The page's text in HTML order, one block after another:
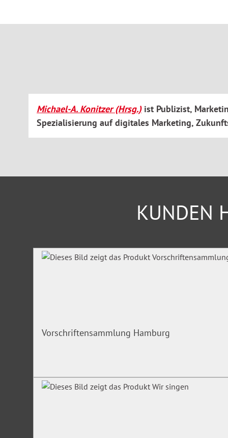
Michael-A. Konitzer (Hrsg.)ist Publizist,
Spezialisierung auf digitales Marketing,
KUNDEN
Produktgalerie überspringen
Vorschriftensammlung Hamburg